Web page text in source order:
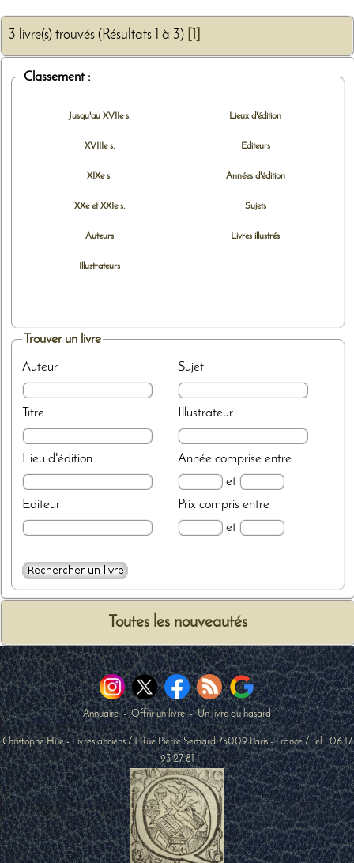
3 livre(s) trouvés (Résultats 1 à 3)
Classement :
Jusqu'au XVIIe s.
XVIIIe s.
XIXe s.
XXe et XXIe s.
Auteurs
Illustrateurs
Lieux d'édition
Editeurs
Années d'édition
Sujets
Livres illustrés
Trouver un livre
Auteur
Titre
Lieu d'édition
Editeur
Sujet
Illustrateur
Annéecomprise entre
et
Prixcompris entre
et
Toutes les nouveautés
Annuaire-Offrir un livre-Un livre au hasard
Christophe Hüe - Livres anciens /1 Rue Pierre Semard 75009 Paris-France / Tel :06 17
93 27 81